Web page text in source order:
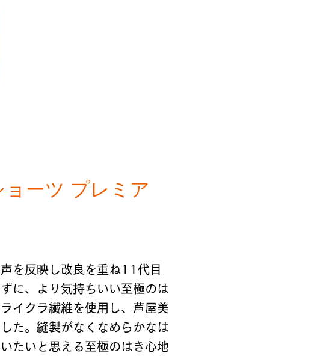
ーツ プレミア
を反映し改良を重ね11代目
に、より気持ちいい至極のは
イクラ繊維を使用し、芦屋美
た。縫製がなくなめらかなは
たいと思える至極のはき心地